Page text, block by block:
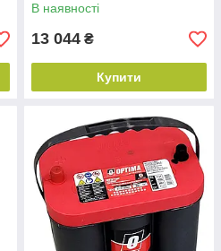
В наявності
13 044 ₴
Купити